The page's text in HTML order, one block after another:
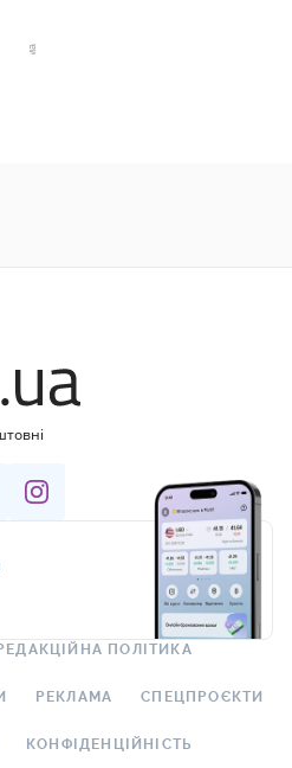
ПОЛІТИКА
РЕКЛАМА СПЕЦПРОЄКТИ
КОНФІДЕНЦІЙНІСТЬ